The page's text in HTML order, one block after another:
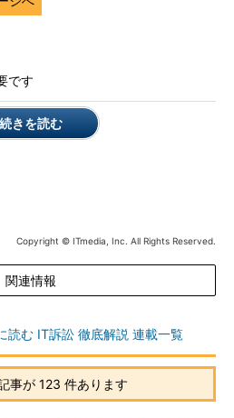
です
続きを読む
Copyright © ITmedia, Inc. All Rights Reserved.
関連情報
読む IT訴訟 徹底解説 連載一覧
事が 123 件あります